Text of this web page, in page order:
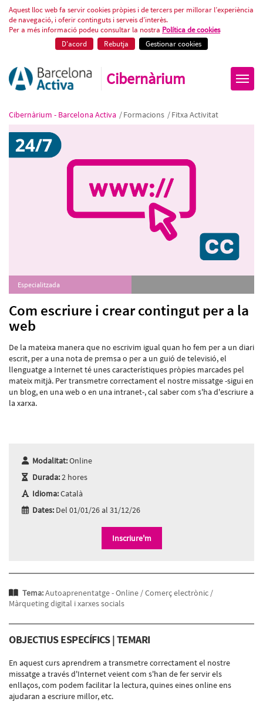
Com escriure i crear contingut
Aquest lloc web fa servir cookies pròpies i de tercers per millorar l’experiència
de navegació, i oferir continguts i serveis d’interès.
Per a més informació podeu consultar la nostra Política de cookies
D'acord
Rebutja Gestionar cookies
Cibernàrium
Cibernàrium - Barcelona Activa /Formacions /Fitxa Activitat
Especialitzada
Com escriure i crear contingut per a la
web
De la mateixa manera que no escrivim igual quan ho fem per a un diari
escrit, per a una nota de premsa o per a un guió de televisió, el
llenguatge a Internet té unes característiques pròpies marcades pel
mateix mitjà. Per transmetre correctament el nostre missatge -sigui en
un blog, en una web o en una intranet-, cal saber com s'ha d'escriure a
la xarxa.
Modalitat:Online
Durada:2 hores
Idioma:Català
Dates: Del 01/01/26 al 31/12/26
Inscriure'm
Tema:Autoaprenentatge - Online /Comerç electrònic /
Màrqueting digital i xarxes socials
OBJECTIUS ESPECÍFICS | TEMARI
En aquest curs aprendrem a transmetre correctament el nostre
missatge a través d'Internet veient com s'han de fer servir els
enllaços, com podem facilitar la lectura, quines eines online ens
ajudaran a escriure millor, etc.